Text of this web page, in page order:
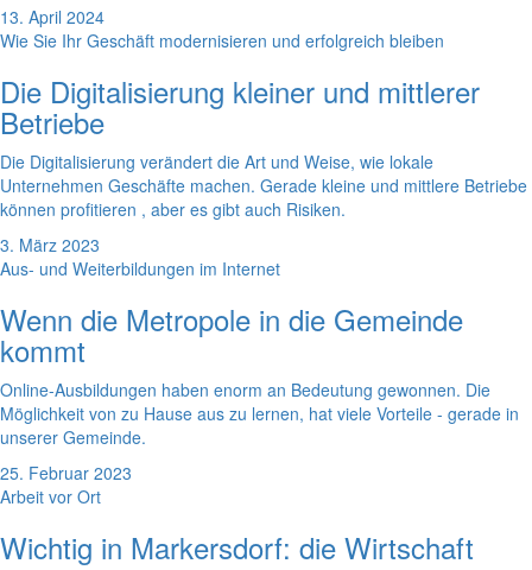
13. April 2024
Wie Sie Ihr Geschäft modernisieren und erfolgreich bleiben
Die Digitalisierung kleiner und mittlerer
Betriebe
Die Digitalisierung verändert die Art und Weise, wie lokale
Unternehmen Geschäfte machen. Gerade kleine und mittlere Betriebe
können profitieren , aber es gibt auch Risiken.
3. März 2023
Aus- und Weiterbildungen im Internet
Wenn die Metropole in die Gemeinde
kommt
Online-Ausbildungen haben enorm an Bedeutung gewonnen. Die
Möglichkeit von zu Hause aus zu lernen, hat viele Vorteile - gerade in
unserer Gemeinde.
25. Februar 2023
Arbeit vor Ort
Wichtig in Markersdorf: die Wirtschaft